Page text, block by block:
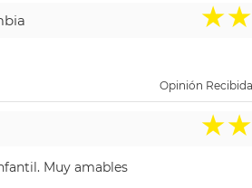
★★
Opinión
★★
Muy amables